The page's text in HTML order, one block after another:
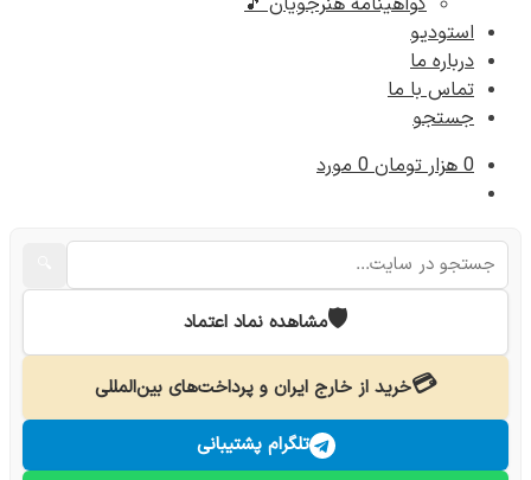
استودیو
درباره ما
تماس با ما
جستجو
0 هزار تومان 0 مورد
🛡️مشاهده نماد اعتماد
💳خرید از خارج ایران و پرداخت‌های بین‌المللی
تلگرام پشتیبانی